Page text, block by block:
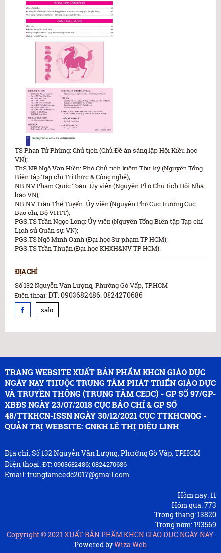
TS Phan Tử Phùng: Chủ tịch (Chủ Đề án sáng lập Hội Kiều học
VN);
ThS.NB Ngô Văn Hiền: Phó Chủ tịch kiêm Thư ký (Nguyên Tổng
Biên tập Tạp chí Tri thức & Công nghệ);
NB.NV Phạm Quốc Toàn: Ủy viên (Nguyên Phó Chủ tịch Hội Nhà
báo VN);
NB.NV Trần Thế Tuyển: Ủy viên (Nguyên Phó Cục trưởng Cục
Báo chí, Bộ VHTT);
PGS.TS Trần Ngọc Long: Ủy viên (Nguyên Tổng Biên tập Tạp chí
Lịch sử Quân sự VN);
PGS.TS Ngô Minh Oanh (Đại học Sư phạm TP HCM);
PGS.TS Trần Thuận (Đại học KHXH&NV TP HCM).
ĐỊA CHỈ
Số 132 Nguyễn Văn Lượng, Phường Gò Vấp, TP.HCM
Điện thoại:ĐT: 0903682486; 0824270686
zalo
TRANG WEBSITE XUẤT BẢN PHẨM KHCN GIÁO DỤC
NGÀY NAY THUỘC TRUNG TÂM PHÁT TRIỂN GIÁO DỤC
VÀ TRUYỀN THÔNG (TRUNG TÂM CEDC) - GP SỐ 97/GP-
XBĐS NGÀY 23/07/2018 CỤC BÁO CHÍ & GP SỐ
48/TTKHCN-ISSN NGÀY 30/12/2021 CỤC TTKHCNQG -
QUẢN TRỊ WEBSITE: CNKH LÊ THỊ DIỆU LINH
Địa chỉ: Số 132 Nguyễn Văn Lượng, Phường Gò Vấp, TP.HCM
Điện thoại:ĐT: 0903682486; 0824270686
Email: trungtamcedc2017@gmail.com
Hôm nay:11
Hôm qua:773
Trong tháng:13820
Trong năm:193569
Copyright © 2021 XUẤT BẢN PHẨM KHCN GIÁO DỤC NGÀY NAY.
Powered byWiza Web